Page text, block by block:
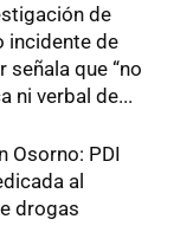
de
incidente de
que “no
ni verbal de...
Osorno: PDI
al
drogas